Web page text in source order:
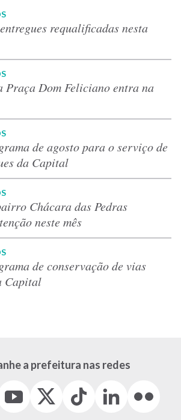
requalificadas nesta
Praça Dom Feliciano entra na
de agosto para o serviço de
da Capital
Chácara das Pedras
neste mês
de conservação de vias
Capital
a prefeitura nas redes
(link
(Antigo
Tiktok
(link
LinkedIn
(link
(link